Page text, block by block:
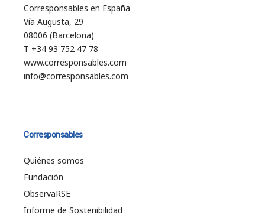
Corresponsables en España
Vía Augusta, 29
08006 (Barcelona)
T +34 93 752 47 78
www.corresponsables.com
info@corresponsables.com
Corresponsables
Quiénes somos
Fundación
ObservaRSE
Informe de Sostenibilidad